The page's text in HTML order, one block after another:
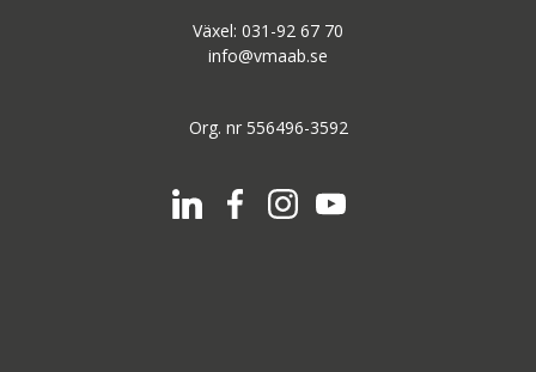
Växel: 031-92 67 70
info@vmaab.se
Org. nr 556496-3592